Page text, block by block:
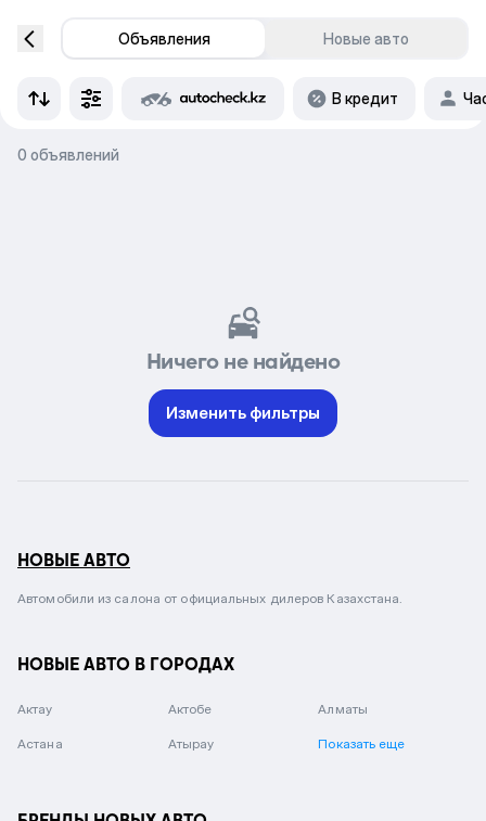
Объявления Новые авто
В кредит
0 объявлений
Ничего не найдено
Изменить фильтры
НОВЫЕ АВТО
Автомобили из салона от официальных дилеров Казахстана.
НОВЫЕ АВТО В ГОРОДАХ
Актау Актобе Алматы
Астана Атырау Показать еще